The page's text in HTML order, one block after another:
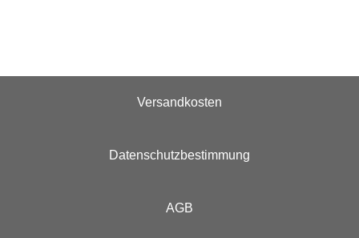
Versandkosten
Datenschutzbestimmung
AGB